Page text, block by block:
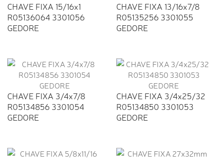
CHAVE FIXA 15/16x1
R05136064 3301056
GEDORE
CHAVE FIXA 13/16x7/8
R05135256 3301055
GEDORE
CHAVE FIXA 3/4x7/8
R05134856 3301054
GEDORE
CHAVE FIXA 3/4x25/32
R05134850 3301053
GEDORE